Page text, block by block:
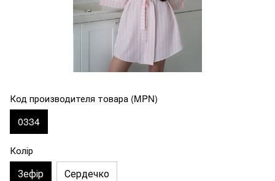
Код производителя товара (MPN)
0334
Колір
Зефір Сердечко